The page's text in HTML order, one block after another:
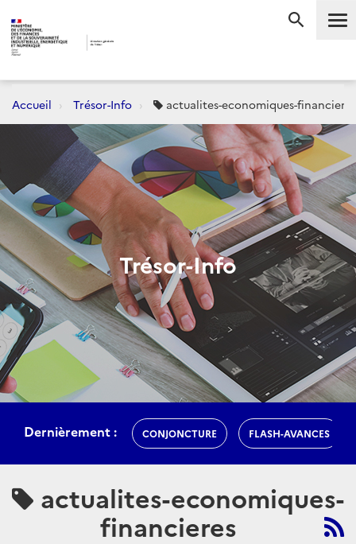
Accueil Trésor-Info actualites-economiques-financieres
Trésor-Info
Dernièrement : CONJONCTURE FLASH-AVANCES
actualites-economiques-
financieres